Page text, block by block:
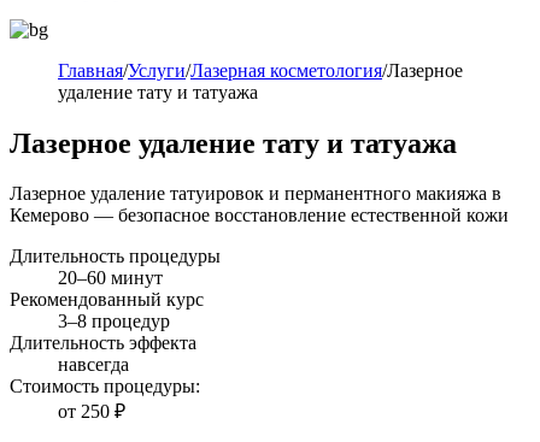
Главная/Услуги/Лазерная косметология/Лазерное
удаление тату и татуажа
Лазерное удаление тату и татуажа
Лазерное удаление татуировок и перманентного макияжа в
Кемерово — безопасное восстановление естественной кожи
Длительность процедуры
20–60 минут
Рекомендованный курс
3–8 процедур
Длительность эффекта
навсегда
Стоимость процедуры:
от 250 ₽